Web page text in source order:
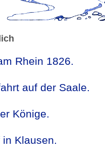
Rhein 1826.
auf der Saale.
Könige.
Klausen.